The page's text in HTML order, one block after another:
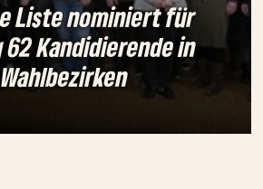
Liste nominiert für
Kandidierende in